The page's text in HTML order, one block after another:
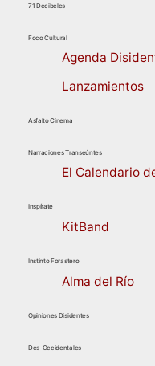
71 Decibeles
Foco Cultural
Agenda
Lanzamientos
Asfalto Cinema
Narraciones Transeúntes
El Calendario
Inspírate
KitBand
Instinto Forastero
Alma del Río
Opiniones Disidentes
Des-Occidentales